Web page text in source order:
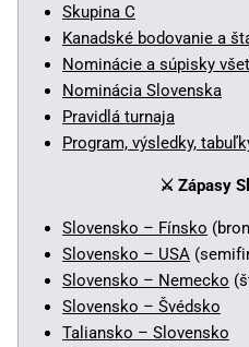
Skupina C
Kanadské bodovanie a
Nominácie a súpisky
Nominácia Slovenska
Pravidlá turnaja
Program, výsledky,
⚔️ Zápasy
Slovensko – Fínsko
Slovensko – USA
Slovensko – Nemecko
Slovensko – Švédsko
Taliansko – Slovensko